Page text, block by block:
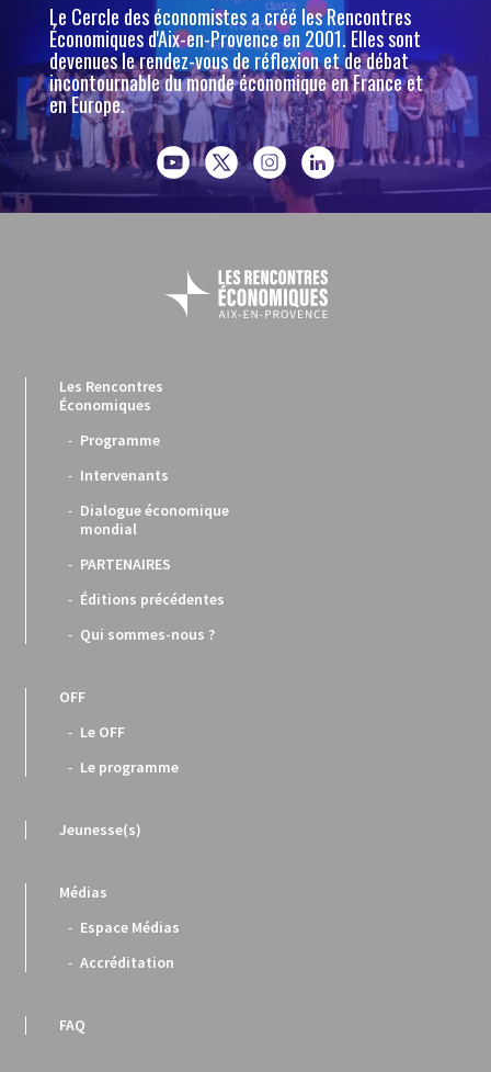
Le Cercle des économistes a créé les Rencontres
Économiques d'Aix-en-Provence en 2001. Elles sont
devenues le rendez-vous de réflexion et de débat
incontournable du monde économique en France et
en Europe.
Les Rencontres
Économiques
Programme
Intervenants
Dialogue économique
mondial
PARTENAIRES
Éditions précédentes
Qui sommes-nous ?
OFF
Le OFF
Le programme
Jeunesse(s)
Médias
Espace Médias
Accréditation
FAQ